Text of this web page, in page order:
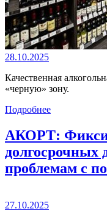
28.10.2025
Качественная
«черную» зону.
Подробнее
АКОРТ:
долгосрочных
проблемам с
27.10.2025